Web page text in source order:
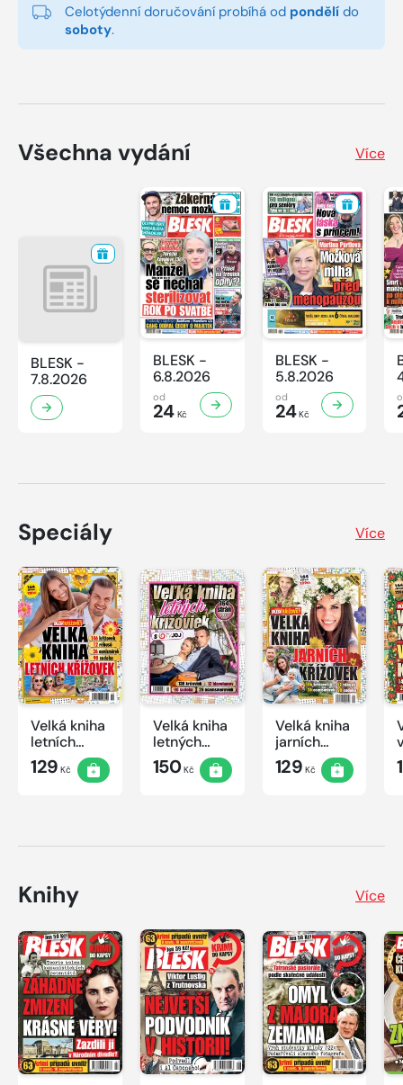
Celotýdenní doručování probíhá od pondělí do
soboty.
Všechna vydání Více
BLESK -
7.8.2026
BLESK -
6.8.2026
od
24Kč
BLESK -
5.8.2026
od
24Kč
Speciály Více
Velká kniha
letních
křížovek
2026
129 Kč
Velká kniha
letných
krížoviek s
TV JOJ
150Kč
Velká kniha
jarních
křížovek
2026
129 Kč
Knihy Více